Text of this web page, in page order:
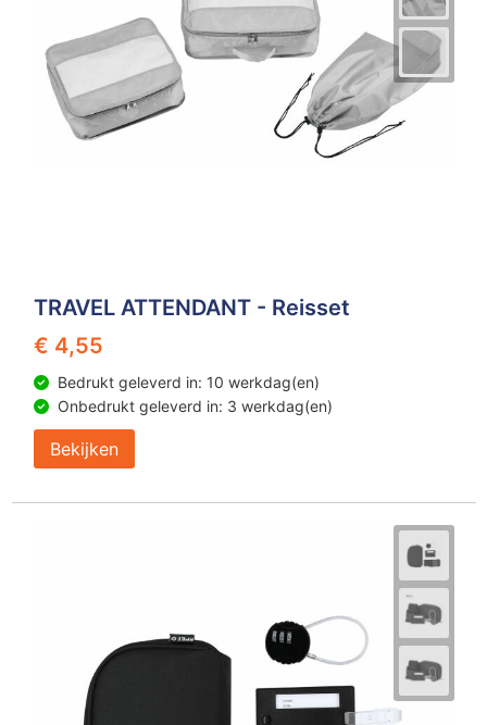
TRAVEL ATTENDANT - Reisset
€ 4,55
Bedrukt geleverd in: 10 werkdag(en)
Onbedrukt geleverd in: 3 werkdag(en)
Bekijken